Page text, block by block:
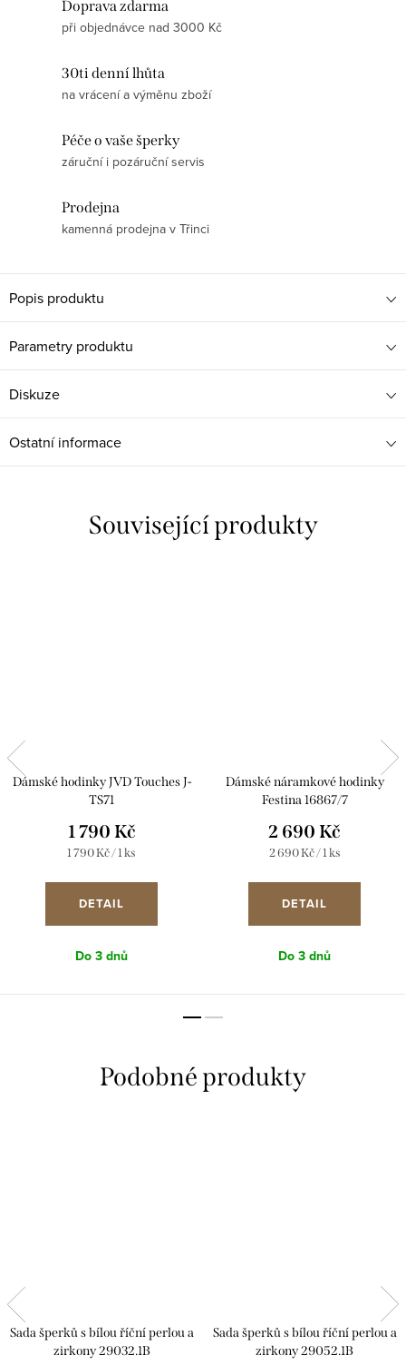
Doprava zdarma
při objednávce nad 3000 Kč
30ti denní lhůta
na vrácení a výměnu zboží
Péče o vaše šperky
záruční i pozáruční servis
Prodejna
kamenná prodejna v Třinci
Popis produktu
Parametry produktu
Diskuze
Ostatní informace
Související produkty
Dámské hodinky JVD Touches J-
TS71
1 790 Kč
Měrná
1 790 Kč / 1 ks
DETAIL
Do 3 dnů
Dámské náramkové hodinky
Festina 16867/7
2 690 Kč
Měrná
2 690 Kč / 1 ks
DETAIL
Do 3 dnů
Sada šperků s bílou říční perlou a
zirkony 29032.1B
Sada šperků s bílou říční perlou a
zirkony 29052.1B